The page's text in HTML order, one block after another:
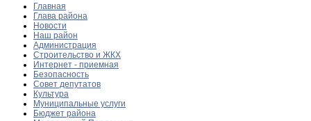
Главная
Глава района
Новости
Наш район
Администрация
Строительство и ЖКХ
Интернет - приемная
Безопасность
Совет депутатов
Культура
Муниципальные услуги
Бюджет района